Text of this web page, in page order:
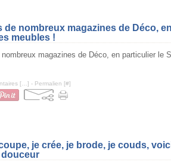
de nombreux magazines de Déco,
meubles !
[ ] - Permalien [#]
je crée, je brode, je couds,
douceur